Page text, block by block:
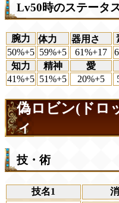
Lv50時のステータ
腕力 体力 器用さ
50%+5 59%+5 61%+17
知力
精神 愛
41%+5 51%+5 20%+5
偽ロビン(ドロ
ィ
技・術
技名1